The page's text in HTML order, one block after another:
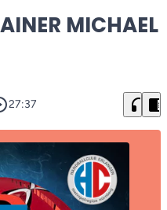
MICHAEL
27:37 headphones chrome_reader_mode